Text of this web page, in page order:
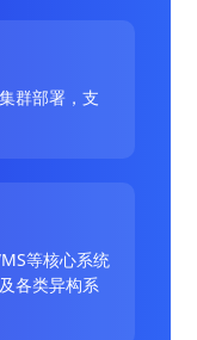
群部署，支
等核心系统
各类异构系